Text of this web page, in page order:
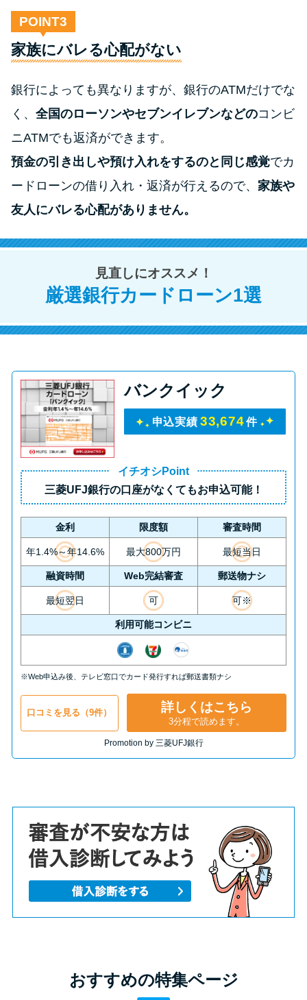
POINT
家族にバレる心配がない
銀行によっても異なりますが、銀行のATMだけでな
く、 全国のローソンやセブンイレブンなどのコンビ
ニATMでも返済ができます。
預金の引き出しや預け入れをするのと同じ感覚でカ
ードローンの借り入れ・返済が行えるので、 家族や
友人にバレる心配がありません。
見直しにオススメ！
厳選銀行カードローン1選
バンクイック
申込実績 33,674 件
イチオシPoint
三菱UFJ銀行の口座がなくてもお申込可能！
金利 限度額 審査時間
年1.4%～年14.6% 最大800万円 最短当日
融資時間 Web完結審査 郵送物ナシ
最短翌日 可 可※
利用可能コンビニ
※Web申込み後、テレビ窓口でカード発行すれば郵送書類ナシ
口コミを見る（9件） 詳しくはこちら
3分程で読めます。
Promotion by 三菱UFJ銀行
おすすめの特集ページ